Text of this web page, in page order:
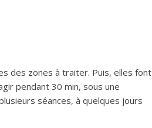
des zones à traiter. Puis, elles font
pendant 30 min, sous une
séances, à quelques jours